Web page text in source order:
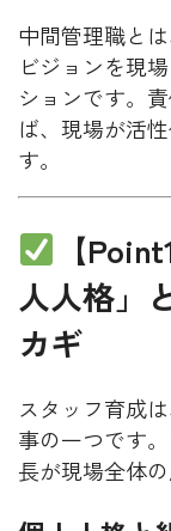
中間管理職と
ビジョンを現
ションです。
ば、現場が活
す。
【
人人格」
カギ
スタッフ育成
事の一つです
長が現場全体